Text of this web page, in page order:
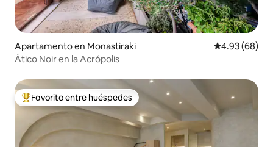
Apartamento en Monastiraki Calificación
4.93 (68)
Ático Noir en la Acrópolis
Favorito entre huéspedes preferido
Favorito entre huéspedes